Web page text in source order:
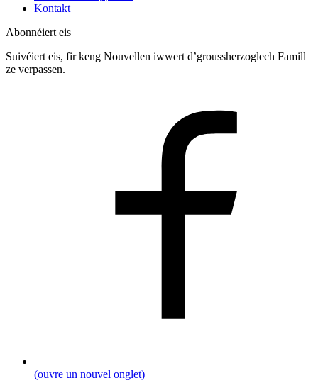
Kontakt
Abonnéiert eis
Suivéiert eis, fir keng Nouvellen iwwert d’groussherzoglech Famill
ze verpassen.
(ouvre un nouvel onglet)